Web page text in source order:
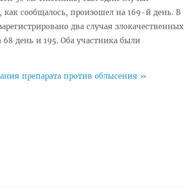
сообщалось, произошел на 169-й день. В
два случая злокачественных
день и 195. Оба участника были
препарата против облысения »